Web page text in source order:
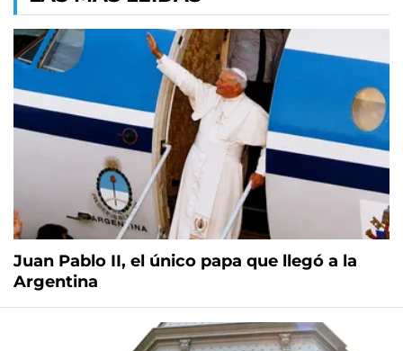
Juan Pablo II, el único papa que llegó a la
Argentina